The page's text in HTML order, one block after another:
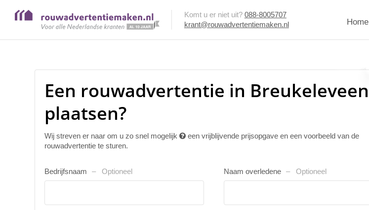
Komt u er niet uit? 088-8005707
krant@rouwadvertentiemaken.nl
Home
Een rouwadvertentie in Breukeleveen
plaatsen?
Wij streven er naar om u zo snel mogelijk
een vrijblijvende prijsopgave en een voorbeeld van de
rouwadvertentie te sturen.
Bedrijfsnaam Optioneel Naam overledene Optioneel